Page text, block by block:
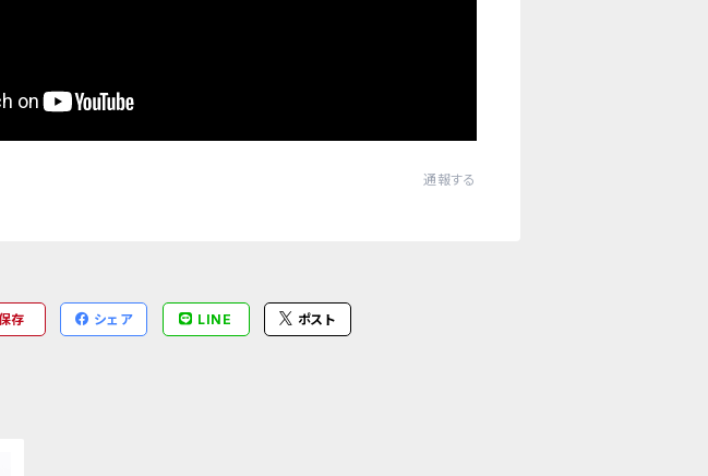
通報する
存 シェア LINE ポスト